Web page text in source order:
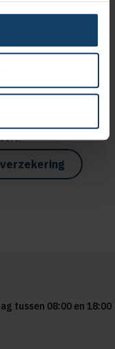
bijvoorbeeld
Bij Salland
tussen 08:00 en 18:00